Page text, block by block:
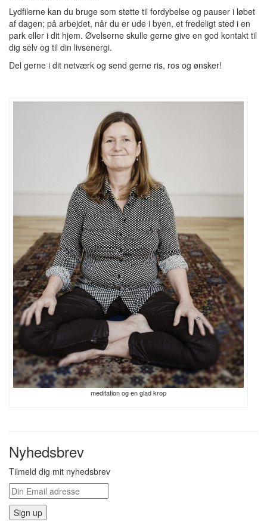
Lydfilerne kan du bruge som støtte til fordybelse og pauser i løbet
af dagen; på arbejdet, når du er ude i byen, et fredeligt sted i en
park eller i dit hjem. Øvelserne skulle gerne give en god kontakt til
dig selv og til din livsenergi.
Del gerne i dit netværk og send gerne ris, ros og ønsker!
meditation og en glad krop
Nyhedsbrev
Tilmeld dig mit nyhedsbrev